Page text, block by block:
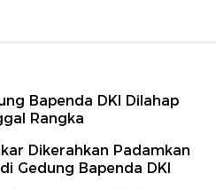
Bapenda DKI Dilahap
Rangka
Dikerahkan Padamkan
Gedung Bapenda DKI